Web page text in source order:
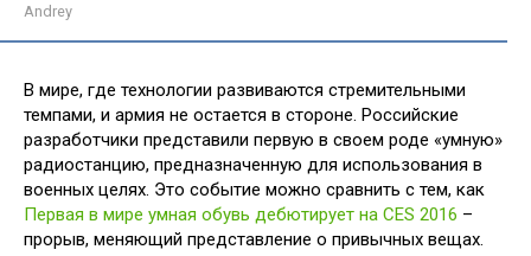
Andrey
В мире, где технологии развиваются стремительными
темпами, и армия не остается в стороне. Российские
разработчики представили первую в своем роде «умную»
радиостанцию, предназначенную для использования в
военных целях. Это событие можно сравнить с тем, как
Первая в мире умная обувь дебютирует на CES 2016 –
прорыв, меняющий представление о привычных вещах.